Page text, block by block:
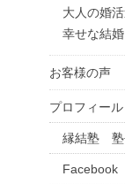
大人の婚
幸せな結
お客様の声
プロフィール
縁結塾 塾
Facebook